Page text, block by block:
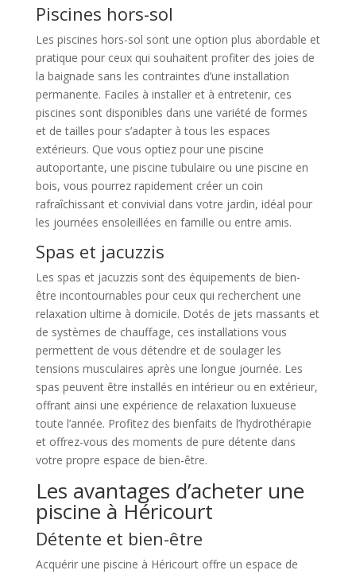
Piscines hors-sol
Les piscines hors-sol sont une option plus abordable et
pratique pour ceux qui souhaitent profiter des joies de
la baignade sans les contraintes d’une installation
permanente. Faciles à installer et à entretenir, ces
piscines sont disponibles dans une variété de formes
et de tailles pour s’adapter à tous les espaces
extérieurs. Que vous optiez pour une piscine
autoportante, une piscine tubulaire ou une piscine en
bois, vous pourrez rapidement créer un coin
rafraîchissant et convivial dans votre jardin, idéal pour
les journées ensoleillées en famille ou entre amis.
Spas et jacuzzis
Les spas et jacuzzis sont des équipements de bien-
être incontournables pour ceux qui recherchent une
relaxation ultime à domicile. Dotés de jets massants et
de systèmes de chauffage, ces installations vous
permettent de vous détendre et de soulager les
tensions musculaires après une longue journée. Les
spas peuvent être installés en intérieur ou en extérieur,
offrant ainsi une expérience de relaxation luxueuse
toute l’année. Profitez des bienfaits de l’hydrothérapie
et offrez-vous des moments de pure détente dans
votre propre espace de bien-être.
Les avantages d’acheter une
piscine à Héricourt
Détente et bien-être
Acquérir une piscine à Héricourt offre un espace de